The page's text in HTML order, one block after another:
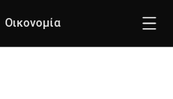
Οικονομία